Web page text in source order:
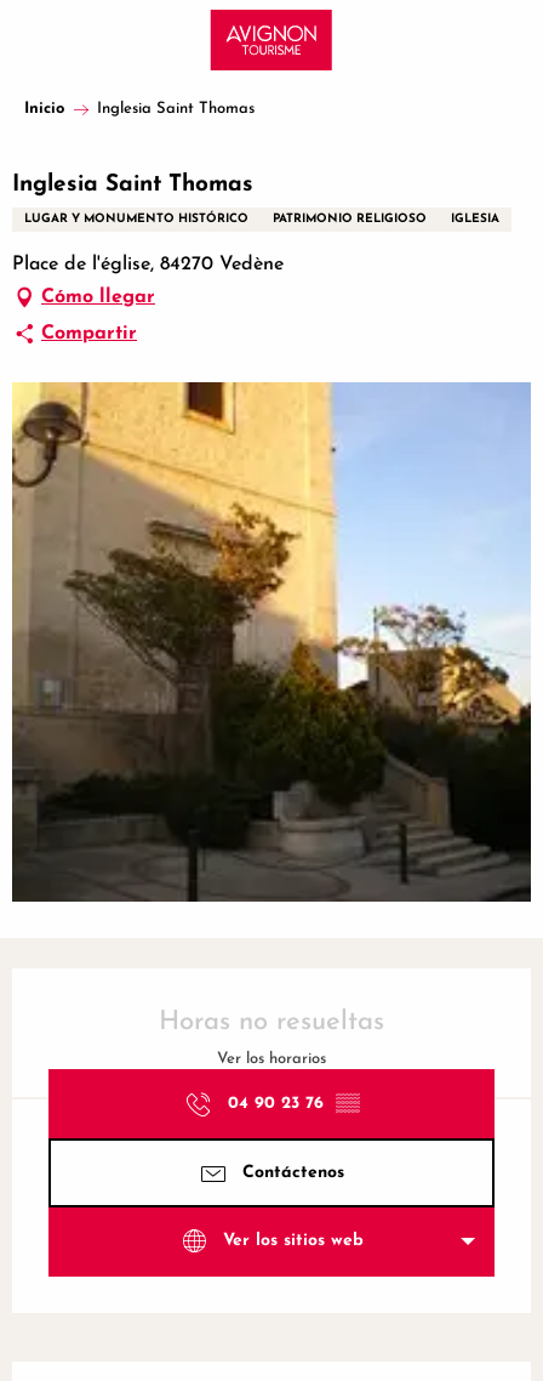
principal
Inicio Inglesia Saint Thomas
Inglesia Saint Thomas
LUGAR Y MONUMENTO HISTÓRICO PATRIMONIO RELIGIOSO IGLESIA
Place de l'église, 84270 Vedène
Cómo llegar
Compartir
Horas no resueltas
Ver los horarios
04 90 23 76 ▒▒
Contáctenos
Ver los sitios web